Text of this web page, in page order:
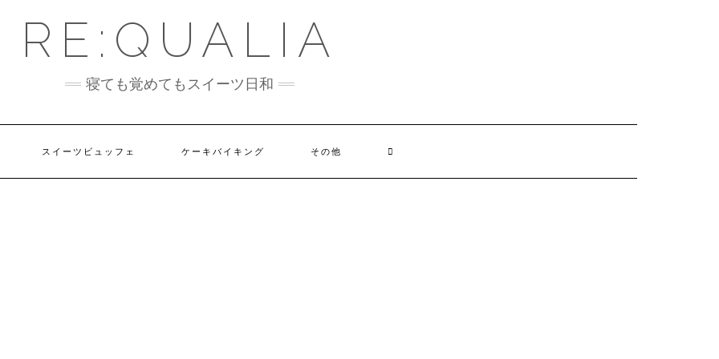
RE:QUALIA
寝ても覚めてもスイーツ日和
スイーツビュッフェ ケーキバイキング その他